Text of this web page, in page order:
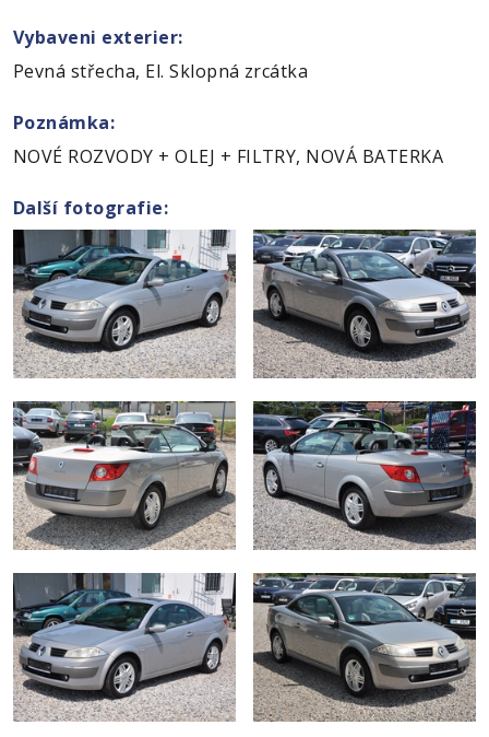
Vybaveni exterier:
Pevná střecha, El. Sklopná zrcátka
Poznámka:
NOVÉ ROZVODY + OLEJ + FILTRY, NOVÁ BATERKA
Další fotografie: